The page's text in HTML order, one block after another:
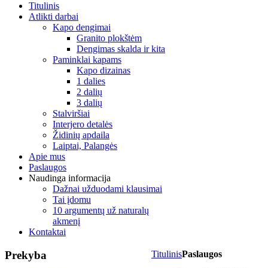
Titulinis
Atlikti darbai
Kapo dengimai
Granito plokštėm
Dengimas skalda ir kita
Paminklai kapams
Kapo dizainas
1 dalies
2 dalių
3 dalių
Stalviršiai
Interjero detalės
Židinių apdaila
Laiptai, Palangės
Apie mus
Paslaugos
Naudinga informacija
Dažnai užduodami klausimai
Tai įdomu
10 argumentų už naturalų
akmenį
Kontaktai
TitulinisPaslaugos
Prekyba